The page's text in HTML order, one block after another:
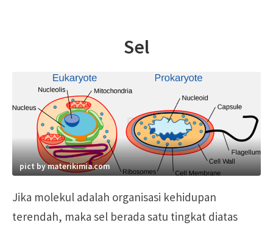
Sel
pict by materikimia.com
Jika molekul adalah organisasi kehidupan
terendah, maka sel berada satu tingkat diatas